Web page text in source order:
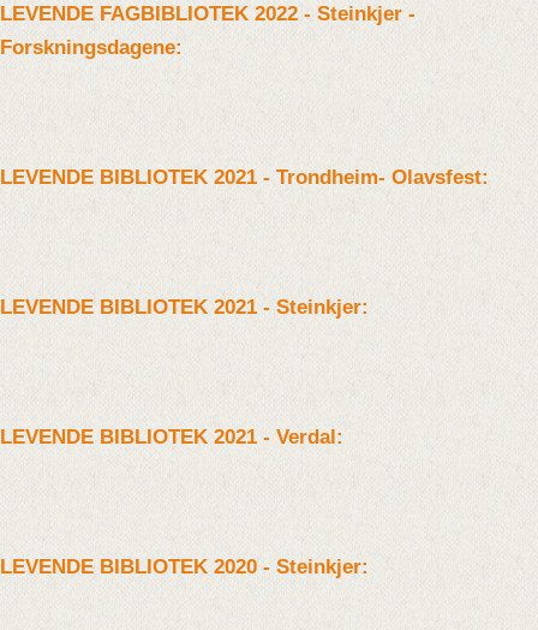
LEVENDE FAGBIBLIOTEK 2022 - Steinkjer -
Forskningsdagene:
LEVENDE BIBLIOTEK 2021 - Trondheim- Olavsfest:
LEVENDE BIBLIOTEK 2021 - Steinkjer:
LEVENDE BIBLIOTEK 2021 - Verdal:
LEVENDE BIBLIOTEK 2020 - Steinkjer: